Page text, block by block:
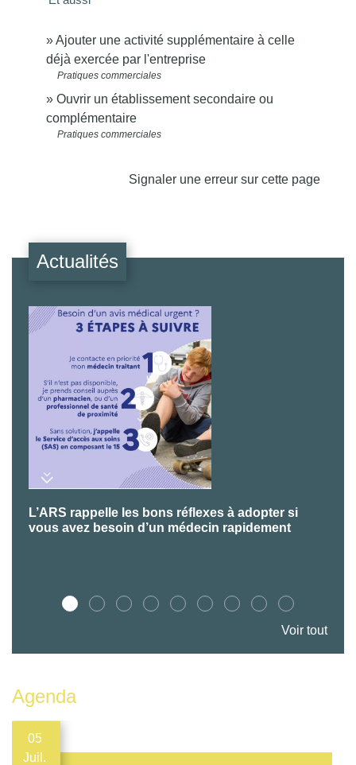
Ajouter une activité supplémentaire à celle
déjà exercée par l'entreprise
Pratiques commerciales
Ouvrir un établissement secondaire ou
complémentaire
Pratiques commerciales
Signaler une erreur sur cette page
Actualités
L’ARS rappelle les bons réflexes à adopter si
vous avez besoin d’un médecin rapidement
Voir tout
Agenda
05
Juil.